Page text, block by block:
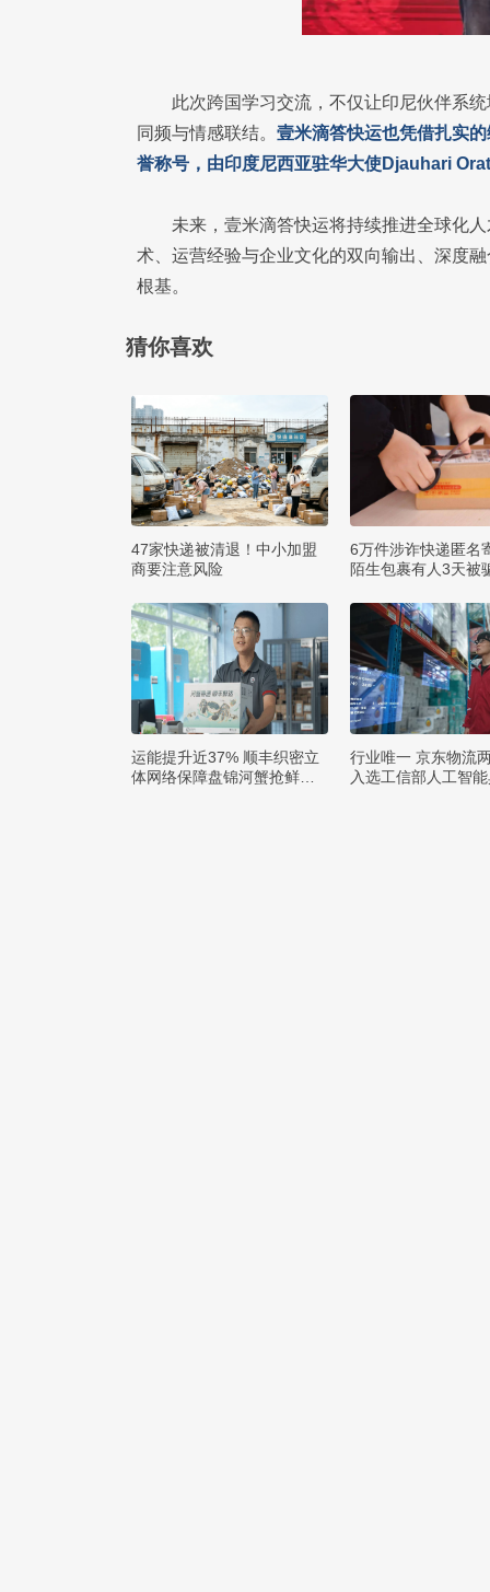
此次跨国学习交流，不仅让印尼伙伴系
同频与情感联结。 壹米滴答快运也凭借扎实
誉称号，由印度尼西亚驻华大使Djauhari
未来，壹米滴答快运将持续推进全球化
术、运营经验与企业文化的双向输出、深度
根基。
猜你喜欢
47家快递被清退！中小加盟
商要注意风险
6万件涉诈快递匿名
陌生包裹有人3天被
运能提升近37% 顺丰织密立
体网络保障盘锦河蟹抢鲜出
行业唯一 京东物流
入选工信部人工智